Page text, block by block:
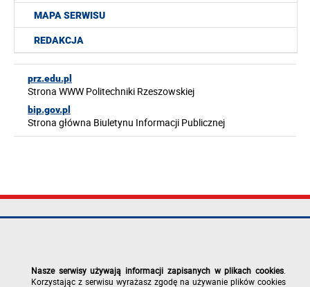
MAPA SERWISU
REDAKCJA
prz.edu.pl
Strona WWW Politechniki Rzeszowskiej
bip.gov.pl
Strona główna Biuletynu Informacji Publicznej
Politechnika
al. Powstańców
tel.: +48 17 865
e-mail:
Mapa serwisu
prywatności
Nasze serwisy używają informacji zapisanych w plikach cookies
Korzystając z serwisu wyrażasz zgodę na używanie plików cookies